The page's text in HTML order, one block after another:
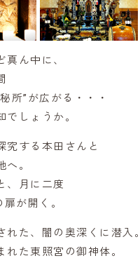
真ん中に、
所”が広がる・・・
でしょうか。
究する本田さんと
へ。
、月に二度
が開く。
れた、闇の奥深くに潜入。
れた東照宮の御神体。